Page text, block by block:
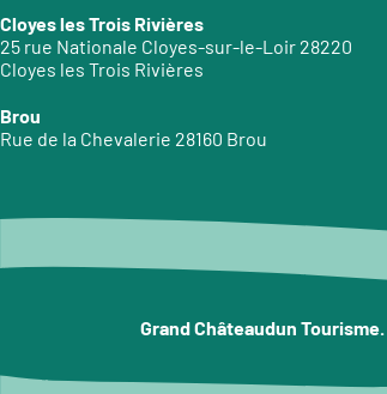
Cloyes les Trois Rivières
25 rue Nationale Cloyes-sur-le-Loir 28220
Cloyes les Trois Rivières
Brou
Rue de la Chevalerie 28160 Brou
Grand Châteaudun